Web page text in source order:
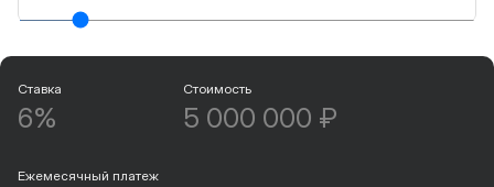
Ставка
6%
Стоимость
5 000 000 ₽
Ежемесячный платеж